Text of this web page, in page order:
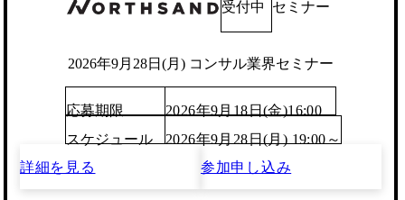
受付中 セミナー
2026年9月28日(月) コンサル業界セミナー
応募期限
2026年9月18日(金)16:00
スケジュール
2026年9月28日(月) 19:00～
詳細を見る
参加申し込み